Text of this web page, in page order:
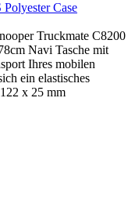
Case
Truckmate C8200
Navi Tasche mit
Ihres mobilen
ein elastisches
x 25 mm